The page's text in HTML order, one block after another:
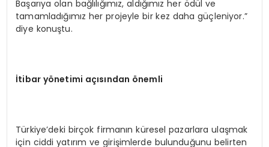
Başarıya olan bağlılığımız, aldığımız her ödül ve
tamamladığımız her projeyle bir kez daha güçleniyor.”
diye konuştu.
İtibar yönetimi açısından önemli
Türkiye’deki birçok firmanın küresel pazarlara ulaşmak
için ciddi yatırım ve girişimlerde bulunduğunu belirten